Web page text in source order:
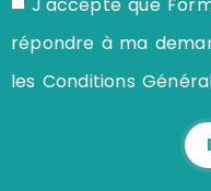
répondre à ma
les Conditions